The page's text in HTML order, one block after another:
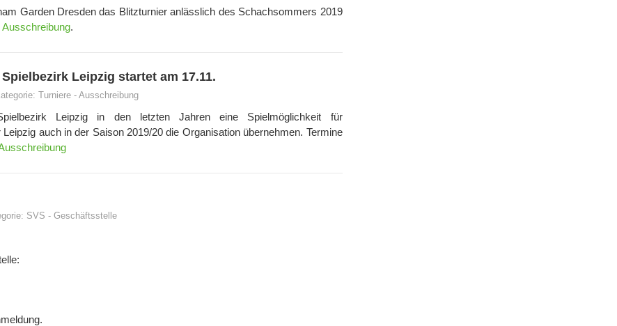
Garden Dresden das Blitzturnier anlässlich des Schachsommers 2019
Ausschreibung.
Leipzig startet am 17.11.
Turniere - Ausschreibung
Leipzig in den letzten Jahren eine Spielmöglichkeit für
auch in der Saison 2019/20 die Organisation übernehmen. Termine
SVS - Geschäftsstelle